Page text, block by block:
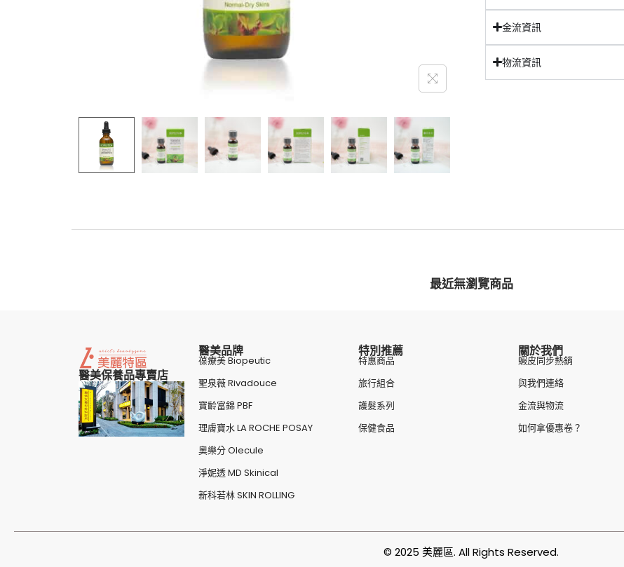
金流資訊
物流資訊
最近無瀏覽商品
醫美保養品專賣店
醫美品牌
葆療美 Biopeutic
聖泉薇 Rivadouce
寶齡富錦 PBF
理膚寶水 LA ROCHE POSAY
奧樂分 Olecule
淨妮透 MD Skinical
新科若林 SKIN ROLLING
特別推薦
特惠商品
旅行組合
護髮系列
保健食品
關於我們
蝦皮同步熱銷
與我們連絡
金流與物流
如何拿優惠卷？
© 2025 美麗區. All Rights Reserved.